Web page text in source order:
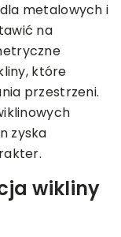
metalowych i
na
które
przestrzeni.
zyska
wikliny